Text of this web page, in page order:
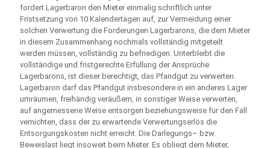
fordert Lagerbaron den Mieter einmalig schriftlich unter
Fristsetzung von 10 Kalendertagen auf, zur Vermeidung einer
solchen Verwertung die Forderungen Lagerbarons, die dem Mieter
in diesem Zusammenhang nochmals vollständig mitgeteilt
werden müssen, vollständig zu befriedigen. Unterbleibt die
vollständige und fristgerechte Erfüllung der Ansprüche
Lagerbarons, ist dieser berechtigt, das Pfandgut zu verwerten.
Lagerbaron darf das Pfandgut insbesondere in ein anderes Lager
umräumen, freihändig veräußern, in sonstiger Weise verwerten,
auf angemessene Weise entsorgen beziehungsweise für den Fall
vernichten, dass der zu erwartende Verwertungserlös die
Entsorgungskosten nicht erreicht. Die Darlegungs– bzw.
Beweislast liegt insoweit beim Mieter. Es obliegt dem Mieter,